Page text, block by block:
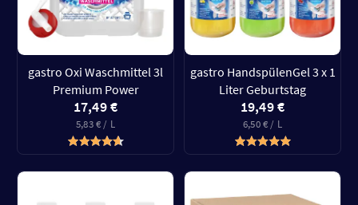
gastro Oxi Waschmittel 3l
Premium Power
17,49 €
5,83 € / L
gastro HandspülenGel 3 x 1
Liter Geburtstag
19,49 €
6,50 € / L